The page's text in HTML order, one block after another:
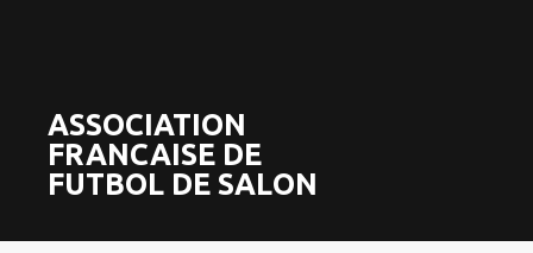
ASSOCIATION
FRANCAISE DE
FUTBOL DE SALON